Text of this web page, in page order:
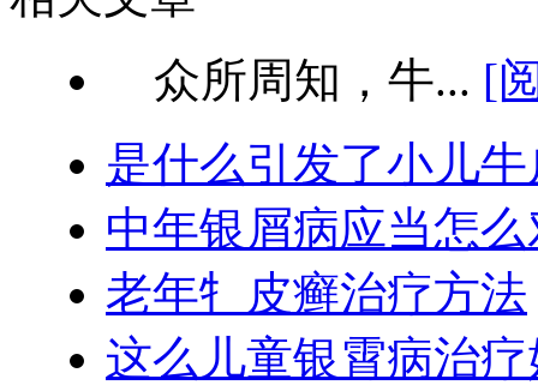
众所周知，牛... [
是什么引发了小儿
中年银屑病应当怎
老年牜皮癣治疗方法
这么儿童银霄病治疗